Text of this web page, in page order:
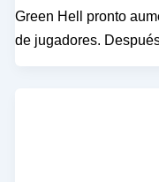
Green Hell pronto
de jugadores.